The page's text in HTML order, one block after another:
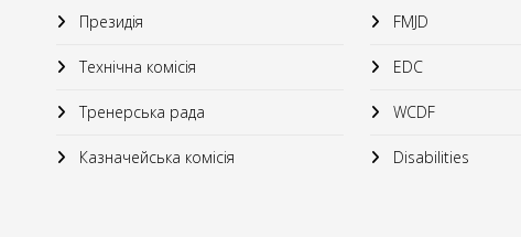
Президія
Технічна комісія
Тренерська рада
Казначейська комісія
FMJD
EDC
WCDF
Disabilities